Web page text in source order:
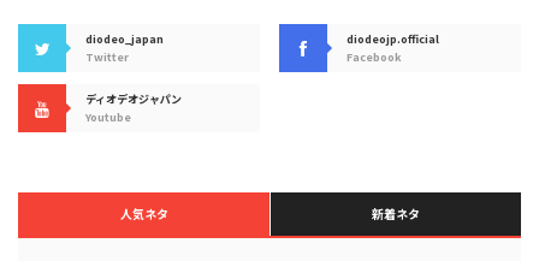
diodeo_japan
Twitter
diodeojp.official
Facebook
ディオデオジャパン
Youtube
人気ネタ 新着ネタ